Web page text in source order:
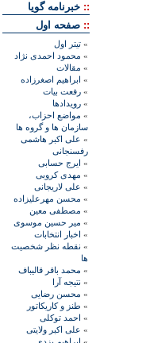
:: خبرنامه گويا
:: صفحه اول
» تيتر اول
» محمود احمدی نژاد
» مقالات
» ابراهيم اصغرزاده
» رفعت بیات
» رويدادها
» مواضع احزاب،
سازمان ها و گروه ها
» علی اکبر هاشمی
رفسنجانی
» ايرج حسابی
» مهدی کروبی
» علی لاريجانی
» محسن مهرعليزاده
» مصطفی معين
» مير حسين موسوی
» اخبار انتخابات
» نقطه نظر شخصيت
ها
» محمد باقر قاليباف
» نتيجه آرا
» محسن رضايی
» طنز و کاريکاتور
» احمد توکلی
» علی اکبر ولايتی